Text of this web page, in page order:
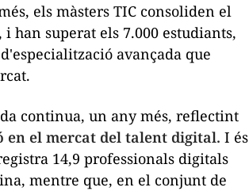
els màsters TIC consoliden el
han superat els 7.000 estudiants,
avançada que
continua, un any més, reflectint
en el mercat del talent digital. I és
14,9 professionals digitals
mentre que, en el conjunt de